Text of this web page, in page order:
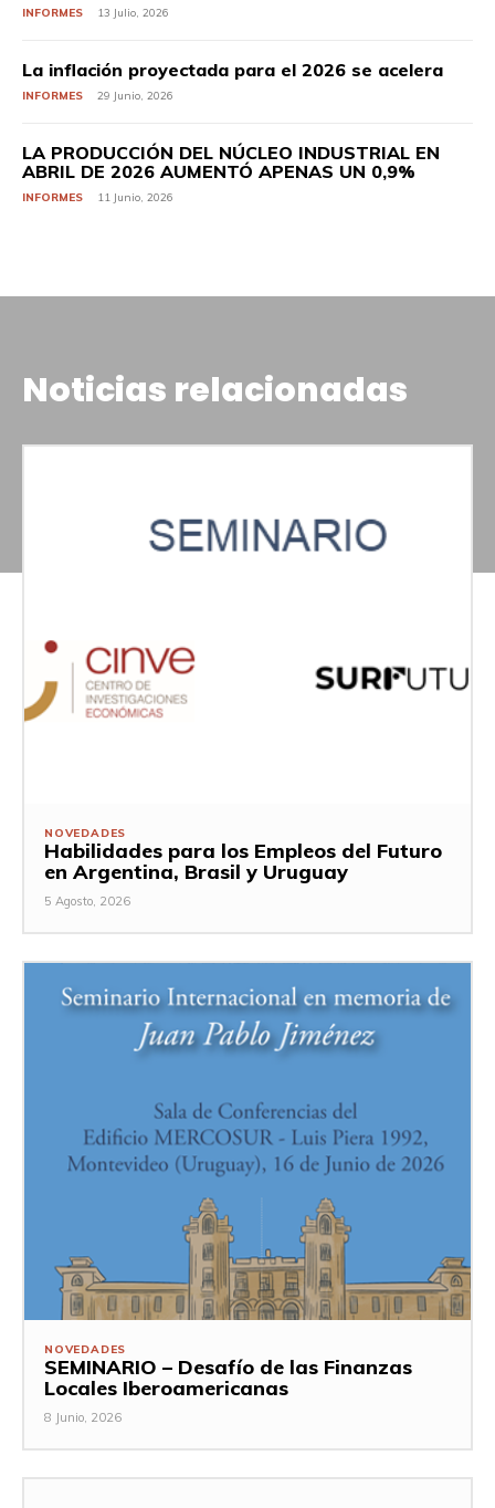
INFORMES 13 Julio, 2026
La inflación proyectada para el 2026 se acelera
INFORMES 29 Junio, 2026
LA PRODUCCIÓN DEL NÚCLEO INDUSTRIAL EN
ABRIL DE 2026 AUMENTÓ APENAS UN 0,9%
INFORMES 11 Junio, 2026
Noticias relacionadas
NOVEDADES
Habilidades para los Empleos del Futuro
en Argentina, Brasil y Uruguay
5 Agosto, 2026
NOVEDADES
SEMINARIO – Desafío de las Finanzas
Locales Iberoamericanas
8 Junio, 2026